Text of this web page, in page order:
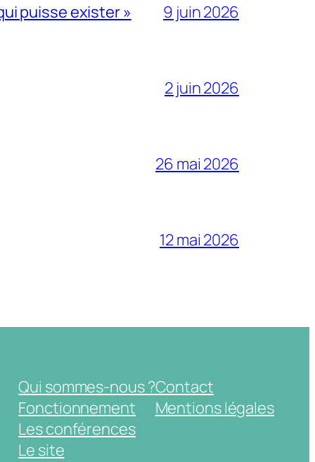
puisse exister » 9 juin 2026
2 juin 2026
26 mai 2026
12 mai 2026
Qui sommes-nous ?
Fonctionnement
Les conférences
Le site
Contact
Mentions légales